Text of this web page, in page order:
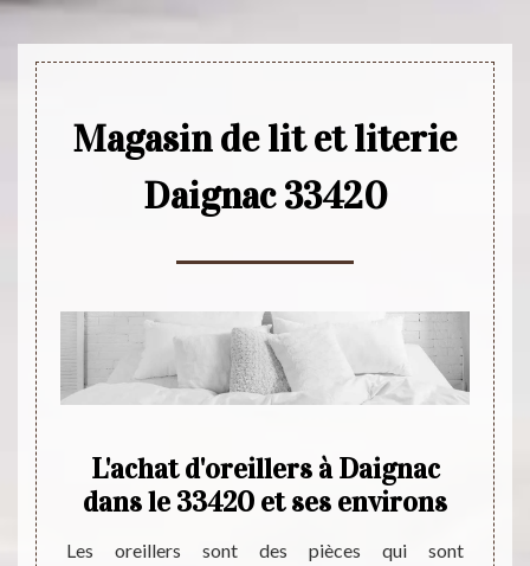
Magasin de lit et literie
Daignac 33420
:
L'achat d'oreillers à Daignac
dans le 33420 et ses environs
Les oreillers sont des pièces qui sont